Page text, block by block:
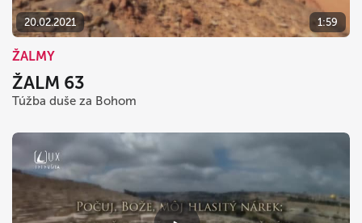
20.02.2021 1:59
ŽALMY
ŽALM 63
Túžba duše za Bohom